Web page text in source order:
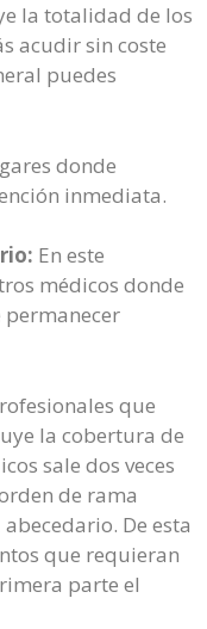
la totalidad de los
acudir sin coste
puedes
donde
inmediata.
En este
médicos donde
que
la cobertura de
sale dos veces
de rama
De esta
que requieran
parte el